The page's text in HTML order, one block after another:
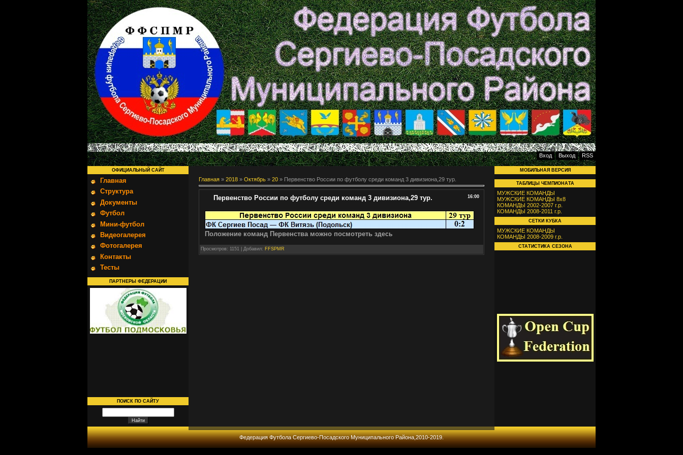
Вход Выход RSS
ОФИЦИАЛЬНЫЙ САЙТ
Главная
Структура
Документы
Футбол
Мини-футбол
Видеогалерея
Фотогалерея
Контакты
Тесты
ПАРТНЕРЫ ФЕДЕРАЦИИ
ПОИСК ПО САЙТУ
Главная » 2018 » Октябрь » 20 » Первенство России по футболу среди команд 3 дивизиона,29 тур.
16:00
Первенство России по футболу среди команд 3 дивизиона,29 тур.
Положение команд Первенства можно посмотреть здесь
Просмотров: 1151 | Добавил: FFSPMR
МОБИЛЬНАЯ ВЕРСИЯ
ТАБЛИЦЫ ЧЕМПИОНАТА
МУЖСКИЕ КОМАНДЫ
МУЖСКИЕ КОМАНДЫ 8х8
КОМАНДЫ 2002-2007 г.р.
КОМАНДЫ 2008-2011 г.р.
СЕТКИ КУБКА
МУЖСКИЕ КОМАНДЫ
КОМАНДЫ 2008-2009 г.р.
СТАТИСТИКА СЕЗОНА
Федерация Футбола Сергиево-Посадского Муниципального Района,2010-2019.